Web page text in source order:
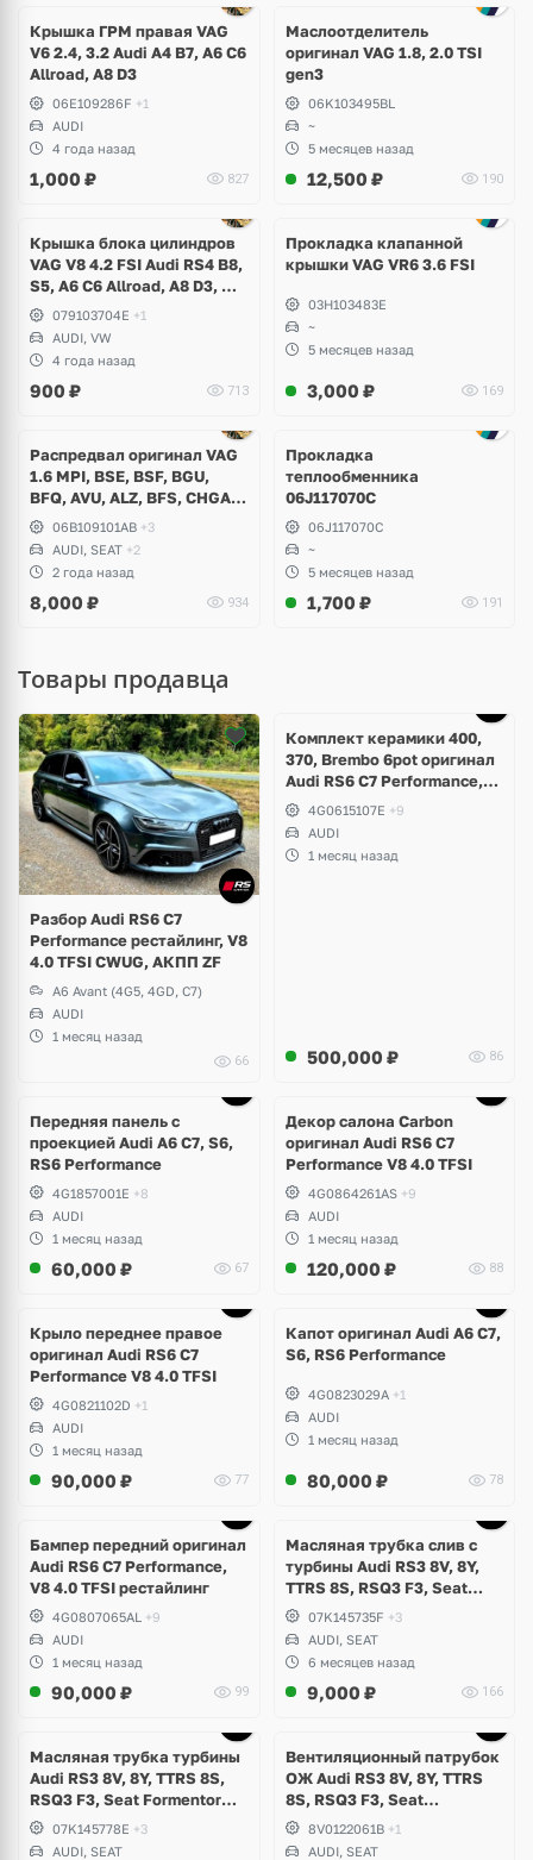
Крышка ГРМ правая VAG
V6 2.4, 3.2 Audi A4 B7, A6 C6
Allroad, A8 D3
06E109286F +1
AUDI
4 года назад
1,000 ₽ 827
Маслоотделитель
оригинал VAG 1.8, 2.0 TSI
gen3
06K103495BL
~
5 месяцев назад
12,500 ₽ 190
Крышка блока цилиндров
VAG V8 4.2 FSI Audi RS4 B8,
S5, A6 C6 Allroad, A8 D3, Q7,
Volkswagen Touareg
079103704E +1
AUDI, VW
4 года назад
900 ₽ 713
Прокладка клапанной
крышки VAG VR6 3.6 FSI
03H103483E
~
5 месяцев назад
3,000 ₽ 169
Распредвал оригинал VAG
1.6 MPI, BSE, BSF, BGU,
BFQ, AVU, ALZ, BFS, CHGA,
CMXA, Audi A3, A4 B5, B6,
B7, Volkswagen Golf 4, 5, 6,
Passat, Jetta, Caddy,
Touran, Skoda Octavia A5,
Seat Leon
06B109101AB +3
AUDI, SEAT +2
2 года назад
8,000 ₽ 934
Прокладка
теплообменника
06J117070C
06J117070C
~
5 месяцев назад
1,700 ₽ 191
Товары продавца
Разбор Audi RS6 C7
Performance рестайлинг, V8
4.0 TFSI CWUG, АКПП ZF
A6 Avant (4G5, 4GD, C7)
AUDI
1 месяц назад
66
5 фото
Комплект керамики 400,
370, Brembo 6pot оригинал
Audi RS6 C7 Performance,
RS7 V8 4.0 TFSI
4G0615107E +9
AUDI
1 месяц назад
500,000 ₽ 86
Передняя панель с
проекцией Audi A6 C7, S6,
RS6 Performance
4G1857001E +8
AUDI
1 месяц назад
60,000 ₽ 67
Декор салона Carbon
оригинал Audi RS6 C7
Performance V8 4.0 TFSI
4G0864261AS +9
AUDI
1 месяц назад
120,000 ₽ 88
Крыло переднее правое
оригинал Audi RS6 C7
Performance V8 4.0 TFSI
4G0821102D +1
AUDI
1 месяц назад
90,000 ₽ 77
Капот оригинал Audi A6 C7,
S6, RS6 Performance
4G0823029A +1
AUDI
1 месяц назад
80,000 ₽ 78
Бампер передний оригинал
Audi RS6 C7 Performance,
V8 4.0 TFSI рестайлинг
4G0807065AL
+9
AUDI
1 месяц назад
90,000 ₽ 99
Масляная трубка слив с
турбины Audi RS3 8V, 8Y,
TTRS 8S, RSQ3 F3, Seat
Formentor Cupra 2.5 TFSI
Evo, DAZA, DNWA, DNWB
07K145735F +3
AUDI, SEAT
6 месяцев назад
9,000 ₽ 166
Масляная трубка турбины
Audi RS3 8V, 8Y, TTRS 8S,
RSQ3 F3, Seat Formentor
Cupra 2.5 TFSI Evo, DAZA,
DNWA, DNWB
07K145778E +3
AUDI, SEAT
Вентиляционный патрубок
ОЖ Audi RS3 8V, 8Y, TTRS
8S, RSQ3 F3, Seat
Formentor Cupra 2.5 TFSI
Evo, DAZA, DNWA, DNWB
8V0122061B +1
AUDI, SEAT